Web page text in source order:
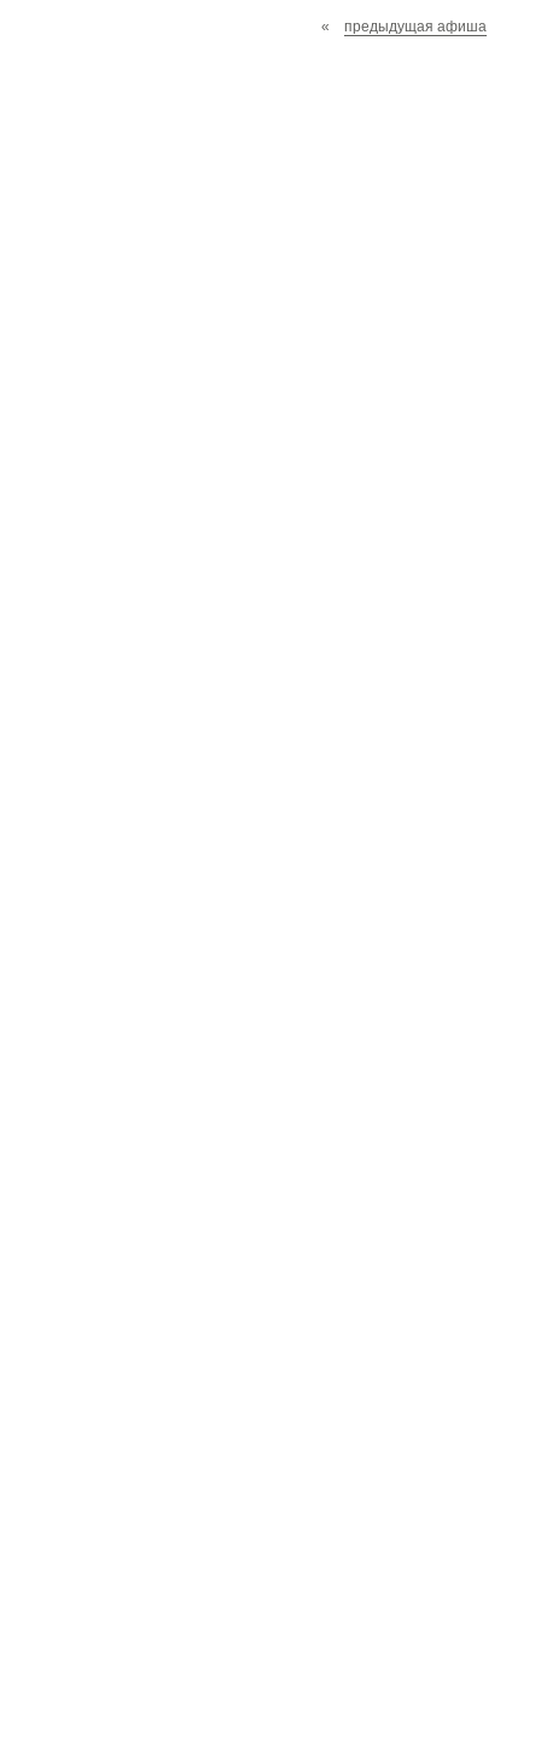
« предыдущая афиша